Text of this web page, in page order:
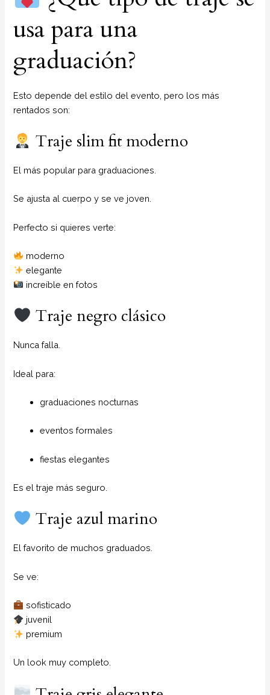
usa para una
graduación?
Esto depende del estilo del evento, pero los más
rentados son:
Traje slim fit moderno
El más popular para graduaciones.
Se ajusta al cuerpo y se ve joven.
Perfecto si quieres verte:
moderno
elegante
increíble en fotos
Traje negro clásico
Nunca falla.
Ideal para:
graduaciones nocturnas
eventos formales
fiestas elegantes
Es el traje más seguro.
Traje azul marino
El favorito de muchos graduados.
Se ve:
sofisticado
juvenil
premium
Un look muy completo.